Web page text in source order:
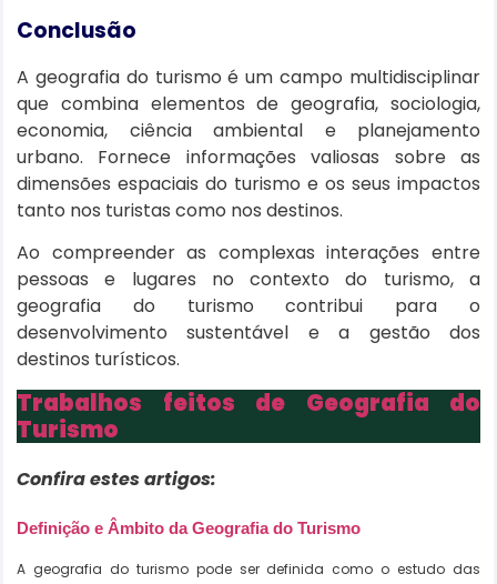
Conclusão
A geografia do turismo é um campo multidisciplinar
que combina elementos de geografia, sociologia,
economia, ciência ambiental e planejamento
urbano. Fornece informações valiosas sobre as
dimensões espaciais do turismo e os seus impactos
tanto nos turistas como nos destinos.
Ao compreender as complexas interações entre
pessoas e lugares no contexto do turismo, a
geografia do turismo contribui para o
desenvolvimento sustentável e a gestão dos
destinos turísticos.
Trabalhos feitos de Geografia do
Turismo
Confira estes artigos:
Definição e Âmbito da Geografia do Turismo
A geografia do turismo pode ser definida como o estudo das